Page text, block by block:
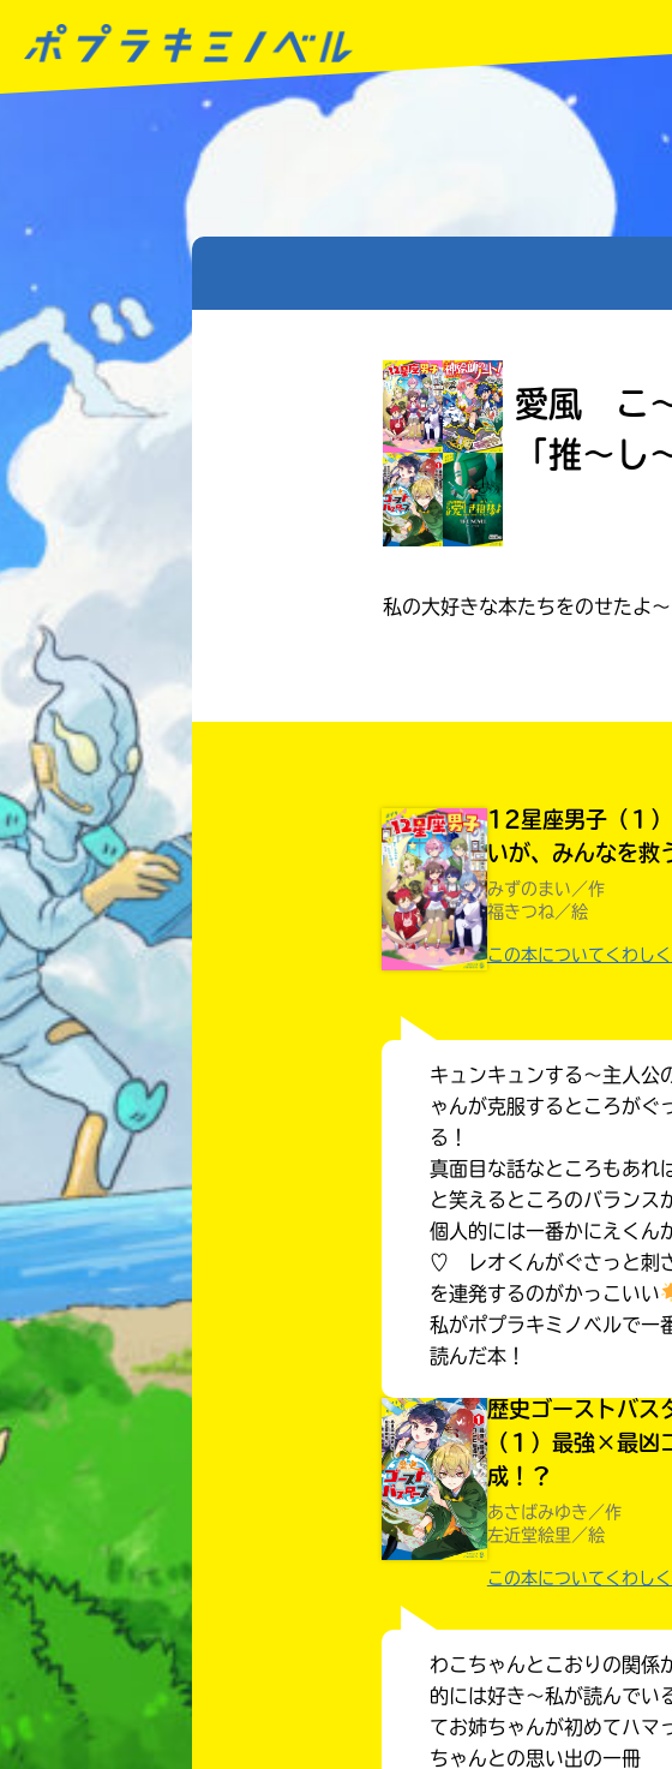
出会え
愛風 こ
「推〜し
私の大好きな本たちをのせたよ
12星座男子（１
いが、みんなを救
みずのまい／作
福きつね／絵
この本についてくわしく
キュンキュンする〜主人公
ゃんが克服するところがぐ
る！
真面目な話なところもあれ
と笑えるところのバランス
個人的には一番かにえくん
♡ レオくんがぐさっと刺
を連発するのがかっこいい
私がポプラキミノベルで一
読んだ本！
歴史ゴーストバス
（１）最強×最凶
成！？
あさばみゆき／作
左近堂絵里／絵
この本についてくわしく
わこちゃんとこおりの関係
的には好き〜私が読んでい
てお姉ちゃんが初めてハマ
ちゃんとの思い出の一冊